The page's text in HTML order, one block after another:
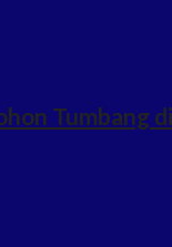
Tumbang